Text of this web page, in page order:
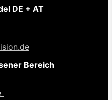
DE + AT
Bereich